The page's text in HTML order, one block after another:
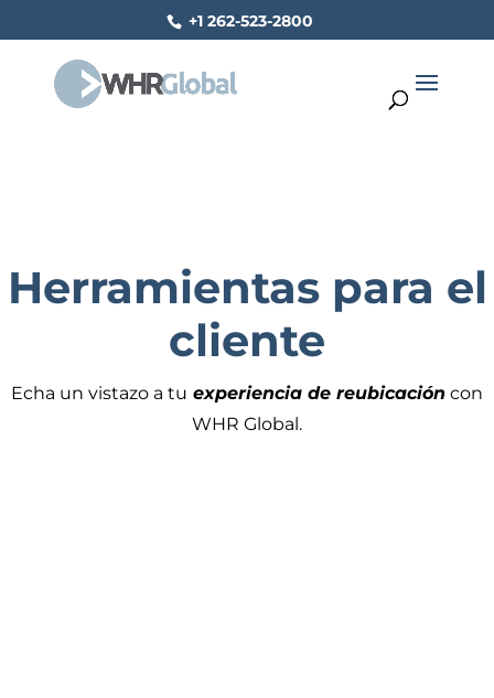
+1 262-523-2800
Herramientas para el
cliente
Echa un vistazo a tu experiencia de reubicación con
WHR Global.